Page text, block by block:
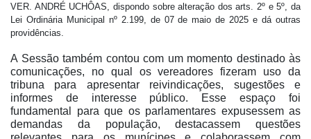
VER. ANDRÉ UCHÔAS, dispondo sobre alteração dos arts. 2º e 5º, da
Lei Ordinária Municipal nº 2.199, de 07 de maio de 2025 e dá outras
providências.
A Sessão também contou com um momento destinado às
comunicações, no qual os vereadores fizeram uso da
tribuna para apresentar reivindicações, sugestões e
informes de interesse público. Esse espaço foi
fundamental para que os parlamentares expusessem as
demandas da população, destacassem questões